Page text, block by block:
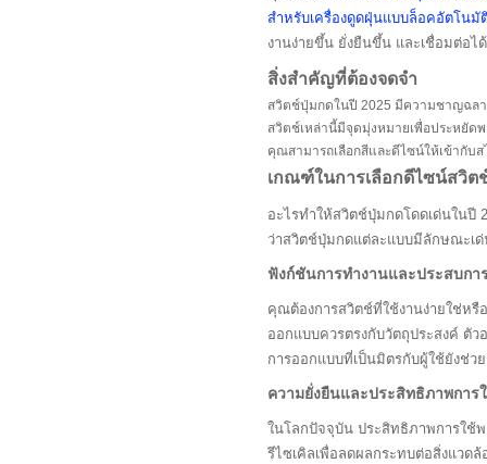
สำหรับเครื่องดูดฝุ่นแบบล็อคอัตโน
งานง่ายขึ้น ยั่งยืนขึ้น และเชื่อมต่อไ
สิ่งสำคัญที่ต้องจดจำ
สวิตช์ปุ่มกดในปี 2025 มีความชาญฉล
สวิตช์เหล่านี้มีจุดมุ่งหมายเพื่อประหยัด
คุณสามารถเลือกสีและดีไซน์ให้เข้ากั
เกณฑ์ในการเลือกดีไซน์สวิ
อะไรทำให้สวิตช์ปุ่มกดโดดเด่นใน
ว่าสวิตช์ปุ่มกดแต่ละแบบมีลักษณะเด่
ฟังก์ชันการทำงานและประสบก
คุณต้องการสวิตช์ที่ใช้งานง่ายใช่ห
ออกแบบควรตรงกับวัตถุประสงค์ ตั
การออกแบบที่เป็นมิตรกับผู้ใช้ยังช่
ความยั่งยืนและประสิทธิภาพการ
ในโลกปัจจุบัน ประสิทธิภาพการใช้
รีไซเคิลเพื่อลดผลกระทบต่อสิ่งแวด